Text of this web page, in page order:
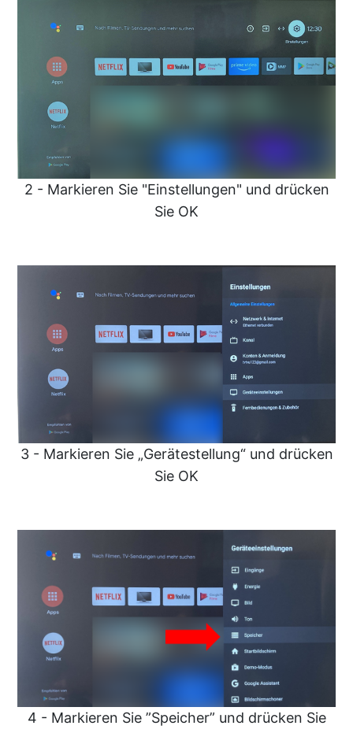
2 - Markieren Sie "Einstellungen" und drücken
Sie OK
3 - Markieren Sie „Gerätestellung“ und drücken
Sie OK
4 - Markieren Sie ”Speicher” und drücken Sie